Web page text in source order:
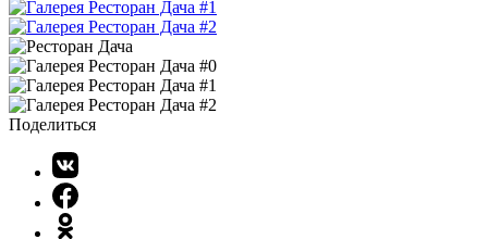
Поделиться